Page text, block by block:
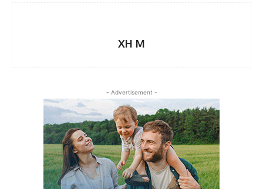
XH M
- Advertisement -